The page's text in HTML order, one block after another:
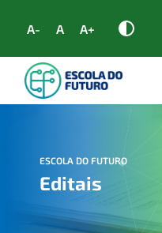
A- A A+
ESCOLA DO FUTURO
Editais